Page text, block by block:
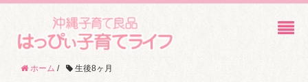
ホーム / 生後8ヶ月